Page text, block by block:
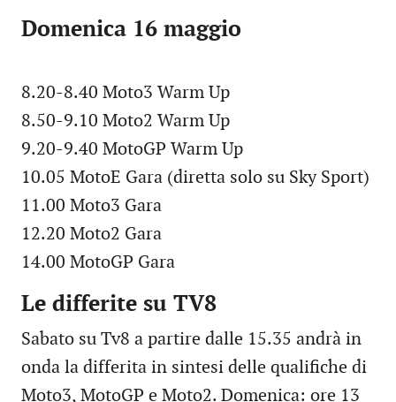
Domenica 16 maggio
8.20-8.40 Moto3 Warm Up
8.50-9.10 Moto2 Warm Up
9.20-9.40 MotoGP Warm Up
10.05 MotoE Gara (diretta solo su Sky Sport)
11.00 Moto3 Gara
12.20 Moto2 Gara
14.00 MotoGP Gara
Le differite su TV8
Sabato su Tv8 a partire dalle 15.35 andrà in
onda la differita in sintesi delle qualifiche di
Moto3, MotoGP e Moto2. Domenica: ore 13